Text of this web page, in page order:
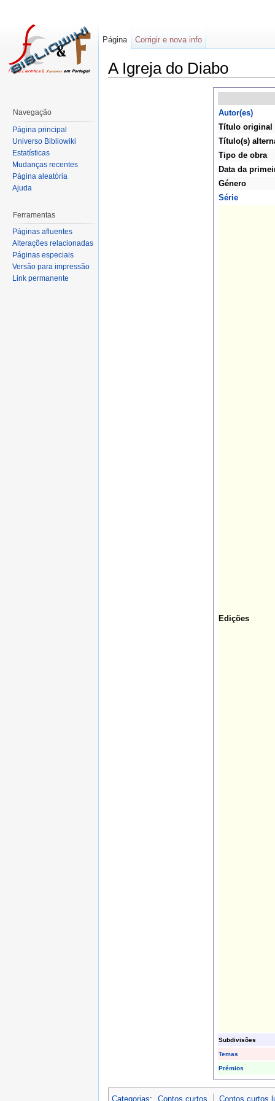
A Igreja do Diabo
Autor(es)
Título original
Título(s)
Tipo de obra
Data da
Género
Série
Edições
Subdivisões
Temas
Prémios
Categorias: Contos curtos Contos curtos
Página Corrigir e nova info
Navegação
Página principal
Universo Bibliowiki
Estatísticas
Mudanças recentes
Página aleatória
Ajuda
Ferramentas
Páginas afluentes
Alterações relacionadas
Páginas especiais
Versão para impressão
Link permanente